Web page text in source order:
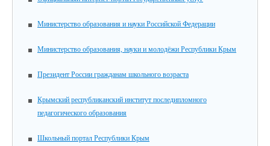
Министерство образования и науки Российской Федерации
Министерство образования, науки и молодёжи Республики Крым
Президент России гражданам школьного возраста
Крымский республиканский институт последипломного
педагогического образования
Школьный портал Республики Крым